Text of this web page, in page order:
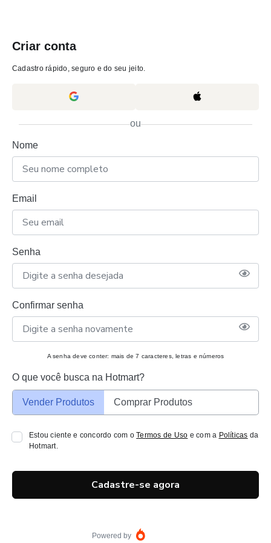
Criar conta
Cadastro rápido, seguro e do seu jeito.
ou
Nome
Email
Senha
Confirmar senha
A senha deve conter: mais de 7 caracteres, letras e números
O que você busca na Hotmart?
Vender Produtos Comprar Produtos
Estou ciente e concordo com oTermos de Uso e com a Políticas da
Hotmart.
Cadastre-se agora
Powered by